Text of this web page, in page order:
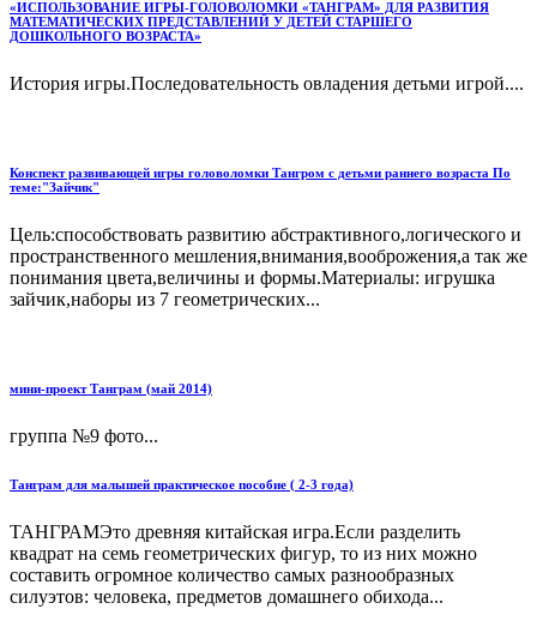
«ИСПОЛЬЗОВАНИЕ ИГРЫ-ГОЛОВОЛОМКИ «ТАНГРАМ» ДЛЯ РАЗВИТИЯ
МАТЕМАТИЧЕСКИХ ПРЕДСТАВЛЕНИЙ У ДЕТЕЙ СТАРШЕГО
ДОШКОЛЬНОГО ВОЗРАСТА»
История игры.Последовательность овладения детьми игрой....
Конспект развивающей игры головоломки Тангром с детьми раннего возраста По
теме:"Зайчик"
Цель:способствовать развитию абстрактивного,логического и
пространственного мешления,внимания,вооброжения,а так же
понимания цвета,величины и формы.Материалы: игрушка
зайчик,наборы из 7 геометрических...
мини-проект Танграм (май 2014)
группа №9 фото...
Танграм для малышей практическое пособие ( 2-3 года)
ТАНГРАМЭто древняя китайская игра.Если разделить
квадрат на семь геометрических фигур, то из них можно
составить огромное количество самых разнообразных
силуэтов: человека, предметов домашнего обихода...